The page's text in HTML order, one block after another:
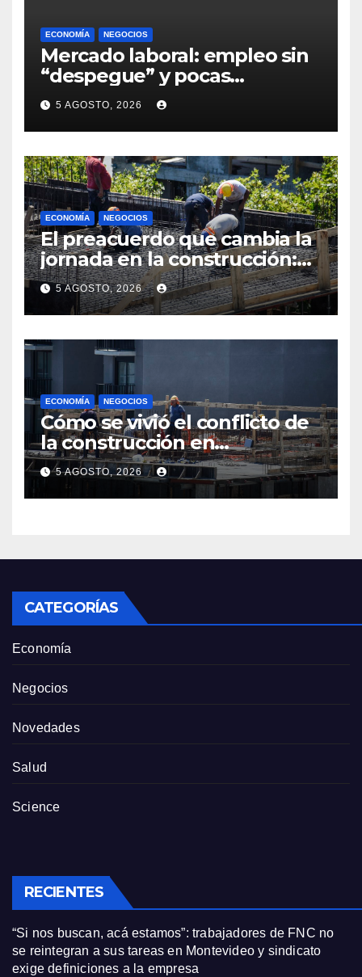
ECONOMÍA NEGOCIOS
Mercado laboral: empleo sin
“despegue” y pocas
expectativas empresariales
sobre aumento de personal
5 AGOSTO, 2026
ECONOMÍA NEGOCIOS
El preacuerdo que cambia la
jornada en la construcción:
menos horas, subas reales y
convenio hasta 2031
5 AGOSTO, 2026
ECONOMÍA NEGOCIOS
Cómo se vivió el conflicto de
la construcción en
Maldonado, un
departamento donde el
sector tiene sus
5 AGOSTO, 2026
CATEGORÍAS
Economía
Negocios
Novedades
Salud
Science
RECIENTES
“Si nos buscan, acá estamos”: trabajadores de FNC no
se reintegran a sus tareas en Montevideo y sindicato
exige definiciones a la empresa